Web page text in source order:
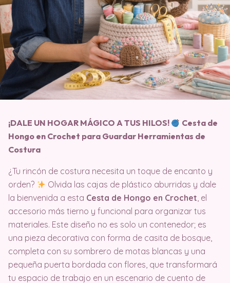
¡DALE UN HOGAR MÁGICO A TUS HILOS!
Cesta de
Hongo en Crochet para Guardar Herramientas de
Costura
¿Tu rincón de costura necesita un toque de encanto y
orden?
Olvida las cajas de plástico aburridas y dale
la bienvenida a esta Cesta de Hongo en Crochet, el
accesorio más tierno y funcional para organizar tus
materiales. Este diseño no es solo un contenedor; es
una pieza decorativa con forma de casita de bosque,
completa con su sombrero de motas blancas y una
pequeña puerta bordada con flores, que transformará
tu espacio de trabajo en un escenario de cuento de